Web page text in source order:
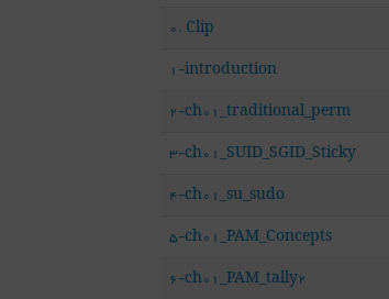
0. Clip
1-introduction
2-ch01_traditional_perm
3-ch01_SUID_SGID_Sticky
4-ch01_su_sudo
5-ch01_PAM_Concepts
6-ch01_PAM_tally2